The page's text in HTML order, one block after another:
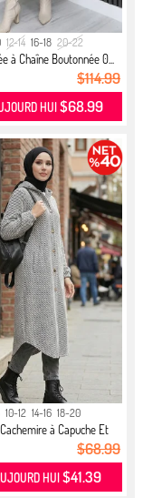
12-14 16-18 20-22
à Chaîne Boutonnée 0...
$114.99
HUI$68.99
10-12 14-16 18-20
à Capuche Et
$68.99
HUI $41.39